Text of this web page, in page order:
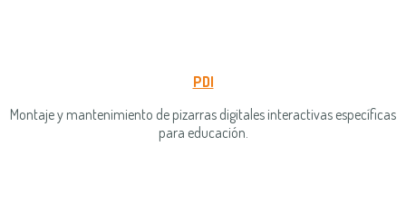
PDI
Montaje y mantenimiento de pizarras digitales interactivas específicas
para educación.